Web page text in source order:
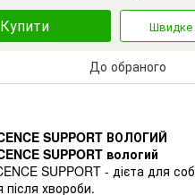
Купити Швидке
До обраного
SUPPORT ВОЛОГИЙ
SUPPORT вологий
SUPPORT - дієта для
після хвороби.